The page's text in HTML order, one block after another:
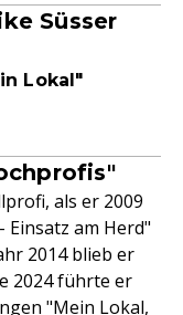
Süsser
Lokal"
als er 2009
Einsatz am Herd"
2014 blieb er
2024 führte er
"Mein Lokal,